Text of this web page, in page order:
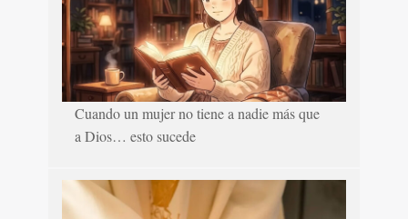
Cuando un mujer no tiene a nadie más que
a Dios… esto sucede